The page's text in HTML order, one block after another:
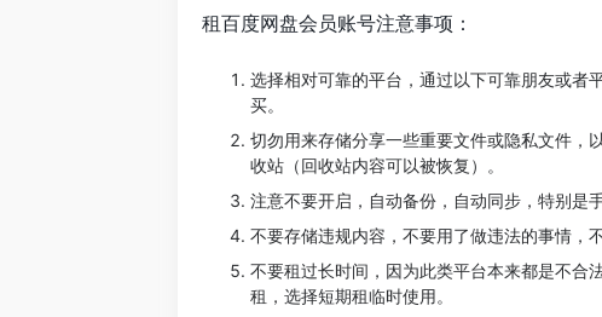
租百度网盘会员账号注意事项：
选择相对可靠的平台，通过以下可靠朋友或者
买。
切勿用来存储分享一些重要文件或隐私文件，
收站（回收站内容可以被恢复）。
注意不要开启，自动备份，自动同步，特别是
不要存储违规内容，不要用了做违法的事情，
不要租过长时间，因为此类平台本来都是不合
租，选择短期租临时使用。